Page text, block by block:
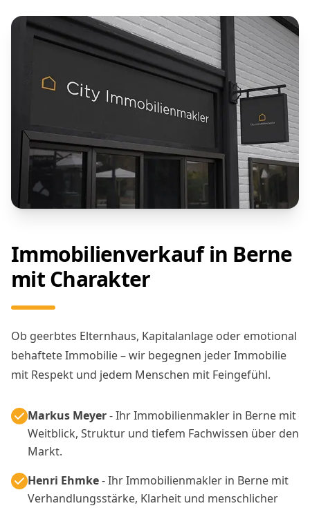
Immobilienverkauf in Berne
mit Charakter
Ob geerbtes Elternhaus, Kapitalanlage oder emotional
behaftete Immobilie – wir begegnen jeder Immobilie
mit Respekt und jedem Menschen mit Feingefühl.
Markus Meyer- Ihr Immobilienmakler in Berne mit
Weitblick, Struktur und tiefem Fachwissen über den
Markt.
Henri Ehmke- Ihr Immobilienmakler in Berne mit
Verhandlungsstärke, Klarheit und menschlicher